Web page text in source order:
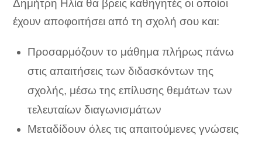
Δημήτρη Ηλία θα βρεις καθηγητές οι οποίοι
έχουν αποφοιτήσει από τη σχολή σου και:
Προσαρμόζουν το μάθημα πλήρως πάνω
στις απαιτήσεις των διδασκόντων της
σχολής, μέσω της επίλυσης θεμάτων των
τελευταίων διαγωνισμάτων
Μεταδίδουν όλες τις απαιτούμενες γνώσεις